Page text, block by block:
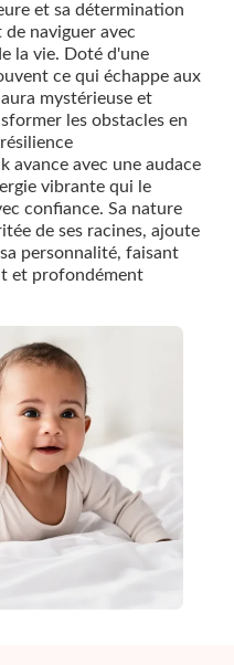
et sa détermination
naviguer avec
la vie. Doté d'une
ce qui échappe aux
mystérieuse et
les obstacles en
avance avec une audace
vibrante qui le
confiance. Sa nature
de ses racines, ajoute
personnalité, faisant
et profondément